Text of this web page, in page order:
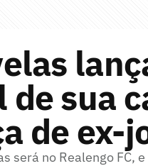
sua
de ex-
será no Realengo FC,